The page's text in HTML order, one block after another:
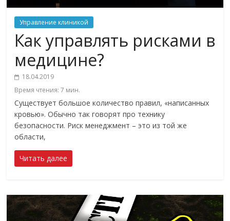
Управление клиникой
Как управлять рисками в
медицине?
18.04.2019
Время чтения:7 мин.
Существует большое количество правил, «написанных
кровью». Обычно так говорят про технику
безопасности. Риск менеджмент – это из той же
области,
Читать далее